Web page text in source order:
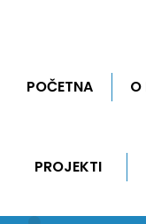
POČETNA O
PROJEKTI